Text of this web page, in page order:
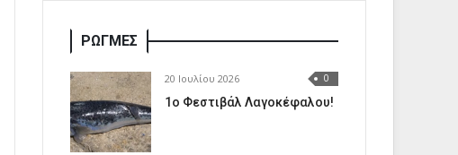
ΡΩΓΜΕΣ
20 Ιουλίου 2026 0
1o Φεστιβάλ Λαγοκέφαλου!